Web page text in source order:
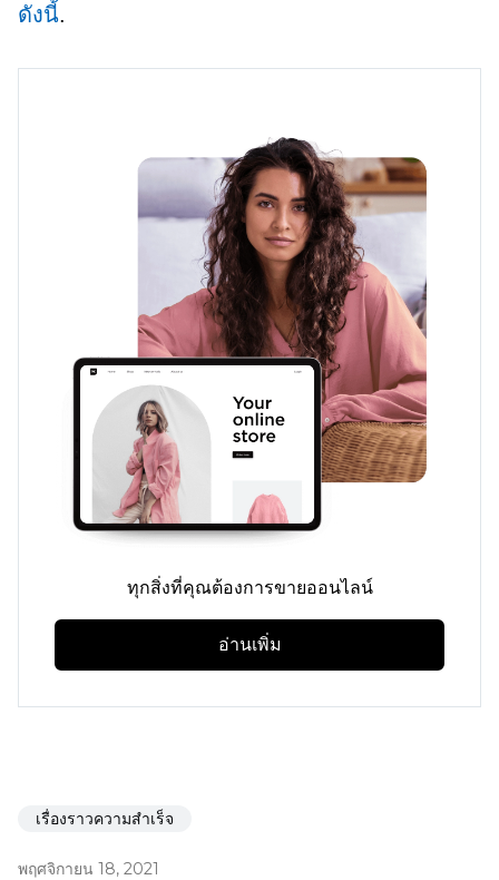
ดังนี้.
ทุกสิ่งที่คุณต้องการขายออนไลน์
อ่านเพิ่ม
เรื่องราวความสำเร็จ
พฤศจิกายน 18, 2021